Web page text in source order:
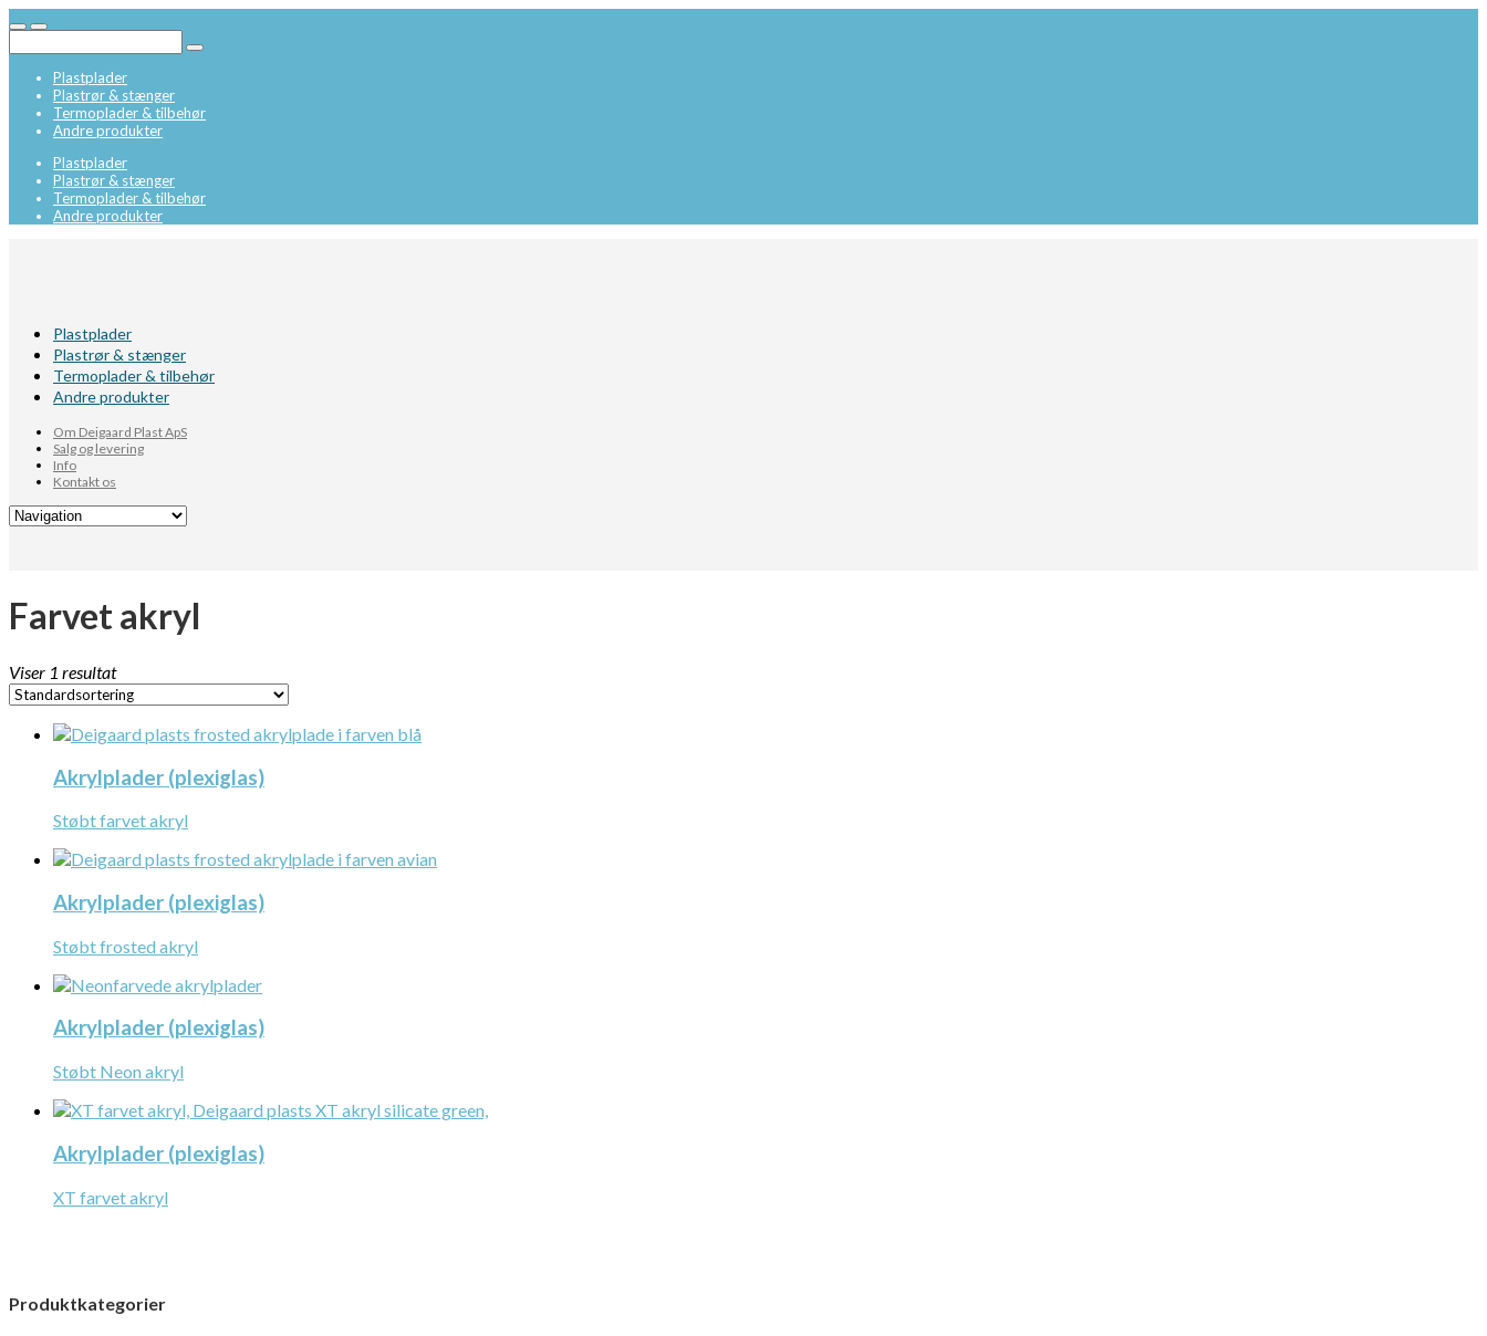
Plastplader
Plastrør & stænger
Termoplader & tilbehør
Andre produkter
Plastplader
Plastrør & stænger
Termoplader & tilbehør
Andre produkter
Plastplader
Plastrør & stænger
Termoplader & tilbehør
Andre produkter
Om Deigaard Plast ApS
Salg og levering
Info
Kontakt os
Farvet akryl
Viser 1 resultat
Akrylplader (plexiglas)
Støbt farvet akryl
Akrylplader (plexiglas)
Støbt frosted akryl
Akrylplader (plexiglas)
Støbt Neon akryl
Akrylplader (plexiglas)
XT farvet akryl
Produktkategorier